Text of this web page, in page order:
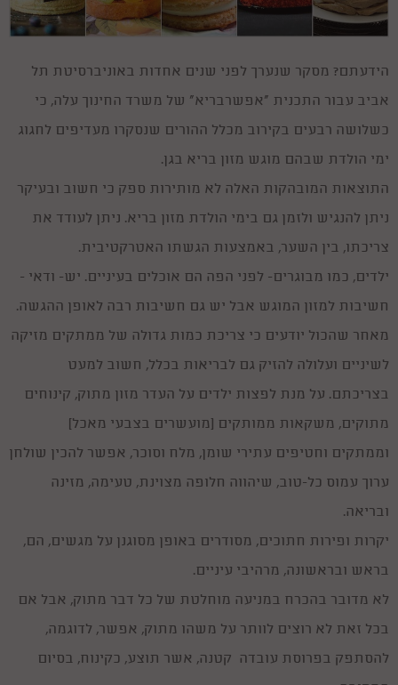
הידעתם? מסקר שנערך לפני שנים אחדות באוניברסיטת תל
אביב עבור התכנית "אפשרבריא" של משרד החינוך עלה, כי
כשלושה רבעים בקירוב מכלל ההורים שנסקרו מעדיפים לחגוג
ימי הולדת שבהם מוגש מזון בריא בגן.
התוצאות המובהקות האלה לא מותירות ספק כי חשוב ובעיקר
ניתן להנגיש ולזמן גם בימי הולדת מזון בריא. ניתן לעודד את
צריכתו, בין השער, באמצעות הגשתו האטרקטיבית.
ילדים, כמו מבוגרים- לפני הפה הם אוכלים בעיניים. יש- ודאי -
חשיבות למזון המוגש אבל יש גם חשיבות רבה לאופן ההגשה.
מאחר שהכול יודעים כי צריכת כמות גדולה של ממתקים מזיקה
לשיניים ועלולה להזיק גם לבריאות בכלל, חשוב למעט
בצריכתם. על מנת לפצות ילדים על העדר מזון מתוק, קינוחים
מתוקים, משקאות ממותקים (מועשרים בצבעי מאכל)
וממתקים וחטיפים עתירי שומן, מלח וסוכר, אפשר להכין שולחן
ערוך עמוס כל-טוב, שיהווה חלופה מצוינת, טעימה, מזינה
ובריאה.
יקרות ופירות חתוכים, מסודרים באופן מסוגנן על מגשים, הם,
בראש ובראשונה, מרהיבי עיניים.
לא מדובר בהכרח במניעה מוחלטת של כל דבר מתוק, אבל אם
בכל זאת לא רוצים לוותר על משהו מתוק, אפשר, לדוגמה,
להסתפק בפרוסת עובדה קטנה, אשר תוצע, כקינוח, בסיום